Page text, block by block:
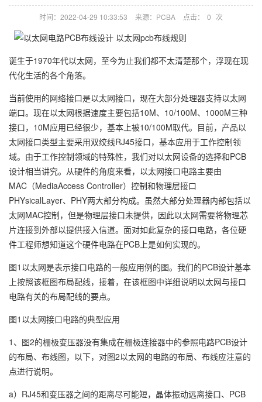
时间：2022-04-29 10:33:53 来源：PCBA 点击： 0 次
诞生于1970年代以太网，至今为止我们都不太清楚那个，浮现在现
代化生活的各个角落。
当前使用的网络接口是以太网接口，现在大部分处理器支持以太网
端口。现在以太网根据速度主要包括10M、10/100M、1000M三种
接口，10M应用已经很少，基本上被10/100M取代。目前，产品以
太网接口类型主要采用双绞线RJ45接口，基本应用于工作控制领
域。由于工作控制领域的特殊性，我们对以太网设备的选择和PCB
设计相当讲究。从硬件的角度来看，以太网接口电路主要由
MAC（MediaAccess Controller）控制和物理层接口
PHYsicalLayer、PHY两大部分构成。虽然大部分处理器内部包括以
太网MAC控制，但是物理层接口未提供，因此以太网需要将物理芯
片连接到外部以提供接入信道。面对如此复杂的接口电路，各位硬
件工程师想知道这个硬件电路在PCB上是如何实现的。
图1以太网是表示接口电路的一般应用例的图。我们的PCB设计基本
上按照该框图布局配线，接着，在该框图中详细说明以太网与接口
电路有关的布局配线的要点。
图1以太网接口电路的典型应用
1、图2的栅极变压器没有集成在栅极连接器中的参照电路PCB设计
的布局、布线图，以下，对图2以太网的电路的布局、布线应注意的
点进行说明。
a）RJ45和变压器之间的距离尽可能短，晶体振动远离接口、PCB